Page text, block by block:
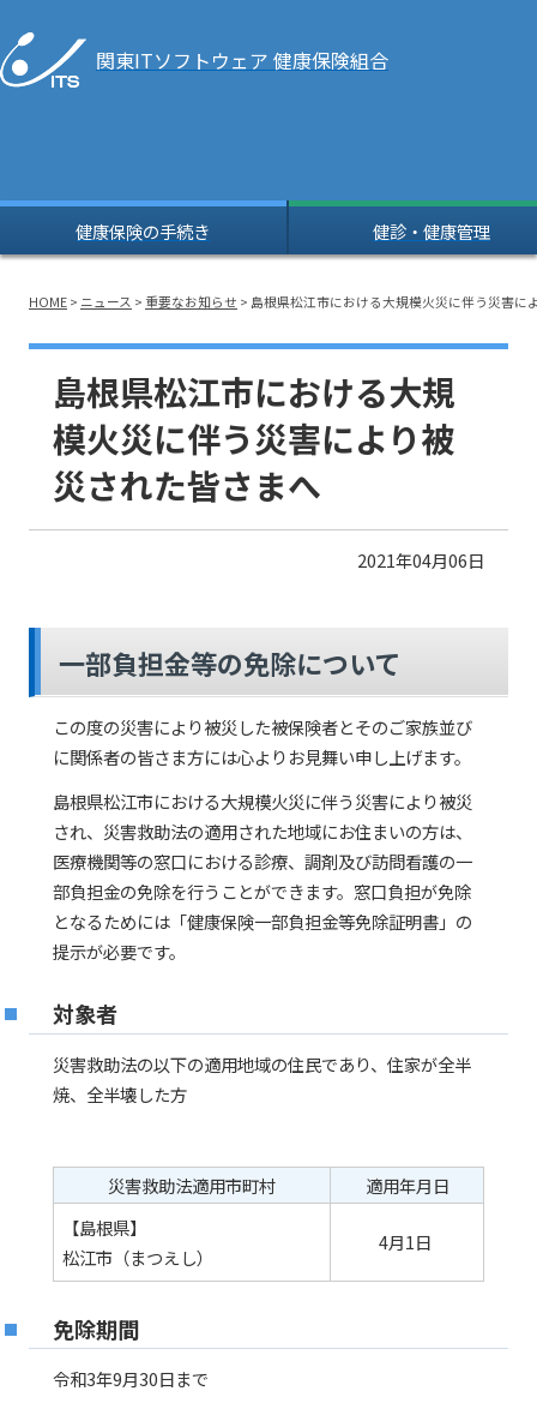
関東ITソフトウェア 健康保険組合
健康保険の手続き 健診・健康管理
HOME > ニュース > 重要なお知らせ > 島根県松江市における大規模火災に伴う災害に
島根県松江市における大規
模火災に伴う災害により被
災された皆さまへ
2021年04月06日
一部負担金等の免除について
この度の災害により被災した被保険者とそのご家族並び
に関係者の皆さま方には心よりお見舞い申し上げます。
島根県松江市における大規模火災に伴う災害により被災
され、災害救助法の適用された地域にお住まいの方は、
医療機関等の窓口における診療、調剤及び訪問看護の一
部負担金の免除を行うことができます。窓口負担が免除
となるためには「健康保険一部負担金等免除証明書」の
提示が必要です。
対象者
災害救助法の以下の適用地域の住民であり、住家が全半
焼、全半壊した方
災害救助法適用市町村
適用年月日
【島根県】
松江市（まつえし）
4月1日
免除期間
令和3年9月30日まで